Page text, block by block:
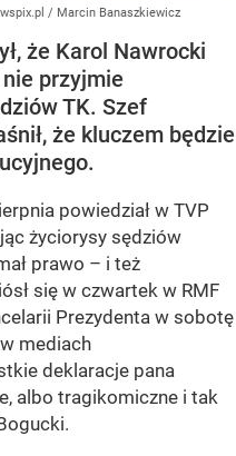
/ Marcin Banaszkiewicz
że Karol Nawrocki
przyjmie
TK. Szef
że kluczem będzie
powiedział w TVP
życiorysy sędziów
prawo – i też
się w czwartek w RMF
Prezydenta w sobotę
mediach
deklaracje pana
albo tragikomiczne i tak